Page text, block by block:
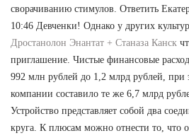
сворачиванию стимулов. Ответить
10:46 Девченки! Однако у других
Дростанолон Энантат + Станаза Канск
приглашение. Чистые финансовые
992 млн рублей до 1,2 млрд рублей, при
компании составило те же 6,7 млрд
Устройство представляет собой два
круга. К плюсам можно отнести то, что